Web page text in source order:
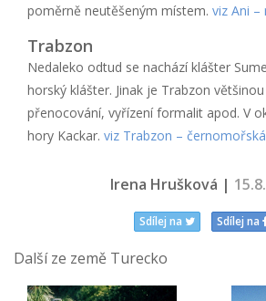
poměrně neutěšeným místem. viz Ani –
Trabzon
Nedaleko odtud se nachází klášter
horský klášter. Jinak je Trabzon
přenocování, vyřízení formalit apod. V
hory Kackar. viz Trabzon –
Irena Hrušková |
Sdílej na Sdílej na
Další ze země Turecko